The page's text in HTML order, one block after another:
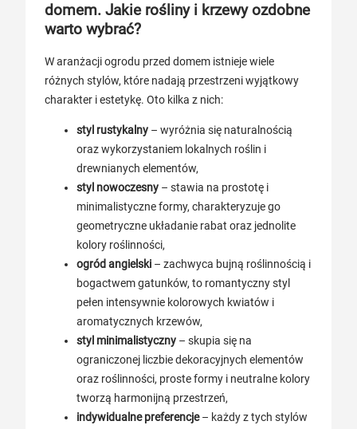
domem. Jakie rośliny i krzewy ozdobne
warto wybrać?
W aranżacji ogrodu przed domem istnieje wiele
różnych stylów, które nadają przestrzeni wyjątkowy
charakter i estetykę. Oto kilka z nich:
styl rustykalny – wyróżnia się naturalnością
oraz wykorzystaniem lokalnych roślin i
drewnianych elementów,
styl nowoczesny – stawia na prostotę i
minimalistyczne formy, charakteryzuje go
geometryczne układanie rabat oraz jednolite
kolory roślinności,
ogród angielski – zachwyca bujną roślinnością i
bogactwem gatunków, to romantyczny styl
pełen intensywnie kolorowych kwiatów i
aromatycznych krzewów,
styl minimalistyczny – skupia się na
ograniczonej liczbie dekoracyjnych elementów
oraz roślinności, proste formy i neutralne kolory
tworzą harmonijną przestrzeń,
indywidualne preferencje– każdy z tych stylów